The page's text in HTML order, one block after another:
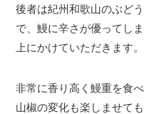
後者は紀州和歌山のぶど
で、鰻に辛さが優ってし
上にかけていただきます。
非常に香り高く鰻重を食
山椒の変化も楽しませても